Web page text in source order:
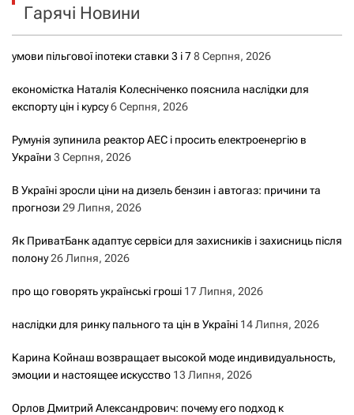
Гарячі Новини
умови пільгової іпотеки ставки 3 і 78 Серпня, 2026
економістка Наталія Колесніченко пояснила наслідки для
експорту цін і курсу6 Серпня, 2026
Румунія зупинила реактор АЕС і просить електроенергію в
України 3 Серпня, 2026
В Україні зросли ціни на дизель бензин і автогаз: причини та
прогнози 29 Липня, 2026
Як ПриватБанк адаптує сервіси для захисників і захисниць після
полону26 Липня, 2026
про що говорять українські гроші 17 Липня, 2026
наслідки для ринку пального та цін в Україні 14 Липня, 2026
Карина Койнаш возвращает высокой моде индивидуальность,
эмоции и настоящее искусство 13 Липня, 2026
Орлов Дмитрий Александрович: почему его подход к